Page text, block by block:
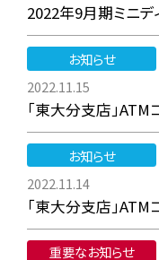
2022年9月期ミニデ
お知らせ
2022.11.15
「東大分支店」
お知らせ
2022.11.14
「東大分支店」
重要なお知らせ